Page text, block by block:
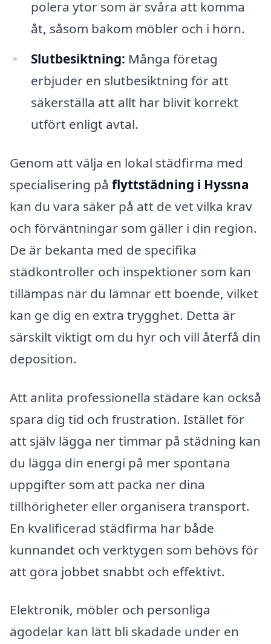
polera ytor som är svåra att komma
åt, såsom bakom möbler och i hörn.
Slutbesiktning: Många företag
erbjuder en slutbesiktning för att
säkerställa att allt har blivit korrekt
utfört enligt avtal.
Genom att välja en lokal städfirma med
specialisering på flyttstädning i Hyssna
kan du vara säker på att de vet vilka krav
och förväntningar som gäller i din region.
De är bekanta med de specifika
städkontroller och inspektioner som kan
tillämpas när du lämnar ett boende, vilket
kan ge dig en extra trygghet. Detta är
särskilt viktigt om du hyr och vill återfå din
deposition.
Att anlita professionella städare kan också
spara dig tid och frustration. Istället för
att själv lägga ner timmar på städning kan
du lägga din energi på mer spontana
uppgifter som att packa ner dina
tillhörigheter eller organisera transport.
En kvalificerad städfirma har både
kunnandet och verktygen som behövs för
att göra jobbet snabbt och effektivt.
Elektronik, möbler och personliga
ägodelar kan lätt bli skadade under en